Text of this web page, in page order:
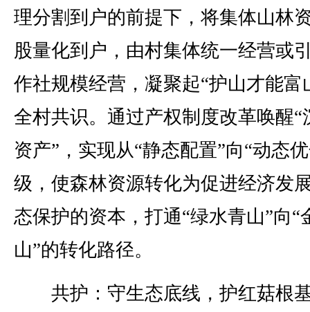
理分割到户的前提下，将集体山林
股量化到户，由村集体统一经营或
作社规模经营，凝聚起“护山才能富
全村共识。通过产权制度改革唤醒“
资产”，实现从“静态配置”向“动态
级，使森林资源转化为促进经济发
态保护的资本，打通“绿水青山”向“
山”的转化路径。
共护：守生态底线，护红菇根